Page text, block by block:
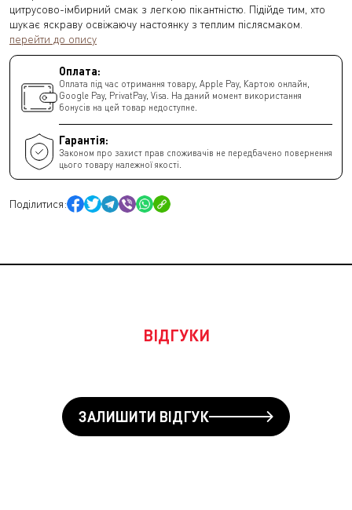
цитрусово-імбирний смак з легкою пікантністю. Підійде тим, хто
шукає яскраву освіжаючу настоянку з теплим післясмаком.
перейти до опису
Оплата:
Оплата під час отримання товару, Apple Pay, Картою онлайн,
Google Pay, PrivatPay, Visa. На даний момент використання
бонусів на цей товар недоступне.
Гарантія:
Законом про захист прав споживачів не передбачено повернення
цього товару належної якості.
Поділитися:
ВІДГУКИ
ЗАЛИШИТИ ВІДГУК